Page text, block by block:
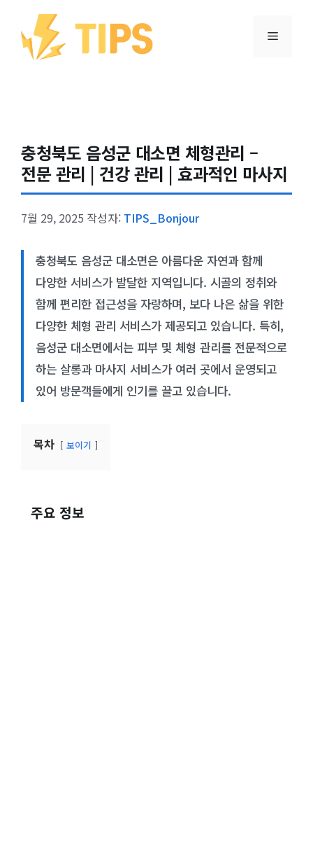
건너뛰기
메뉴
충청북도 음성군 대소면 체형관리 –
전문 관리 | 건강 관리 | 효과적인 마사지
7월 29, 2025 작성자: TIPS_Bonjour
충청북도 음성군 대소면은 아름다운 자연과 함께
다양한 서비스가 발달한 지역입니다. 시골의 정취와
함께 편리한 접근성을 자랑하며, 보다 나은 삶을 위한
다양한 체형 관리 서비스가 제공되고 있습니다. 특히,
음성군 대소면에서는 피부 및 체형 관리를 전문적으로
하는 살롱과 마사지 서비스가 여러 곳에서 운영되고
있어 방문객들에게 인기를 끌고 있습니다.
목차 보이기
주요 정보